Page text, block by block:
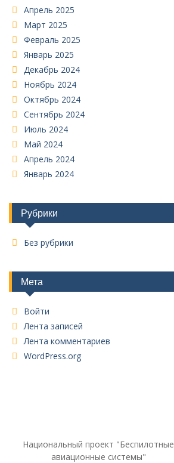
Апрель 2025
Март 2025
Февраль 2025
Январь 2025
Декабрь 2024
Ноябрь 2024
Октябрь 2024
Сентябрь 2024
Июль 2024
Май 2024
Апрель 2024
Январь 2024
Рубрики
Без рубрики
Мета
Войти
Лента записей
Лента комментариев
WordPress.org
Национальный проект "Беспилотные
авиационные системы"